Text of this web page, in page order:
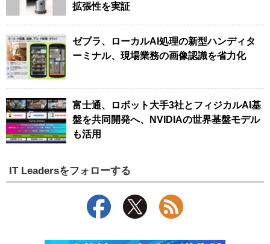
拡張性を実証
ゼブラ、ローカルAI処理の新型ハンディタ
ーミナル、現場業務の画像認識を省力化
富士通、ロボット大手3社とフィジカルAI基
盤を共同開発へ、NVIDIAの世界基盤モデル
も活用
IT Leadersをフォローする